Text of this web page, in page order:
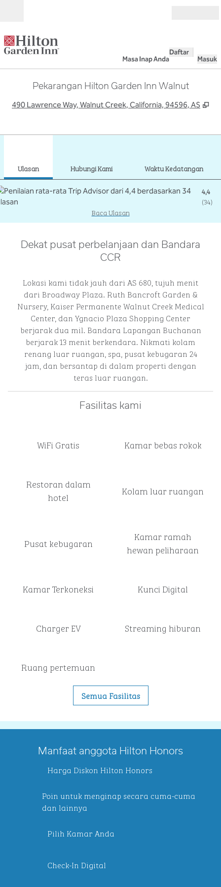
Masa Inap Anda
Daftar
Masuk
Pekarangan Hilton Garden Inn Walnut
490 Lawrence Way, Walnut Creek, California, 94596, AS ,
Ulasan Hubungi Kami Waktu Kedatangan
4,4
(34)
Baca Ulasan
Dekat pusat perbelanjaan dan Bandara
CCR
Lokasi kami tidak jauh dari AS 680, tujuh menit
dari Broadway Plaza. Ruth Bancroft Garden &
Nursery, Kaiser Permanente Walnut Creek Medical
Center, dan Ygnacio Plaza Shopping Center
berjarak dua mil. Bandara Lapangan Buchanan
berjarak 13 menit berkendara. Nikmati kolam
renang luar ruangan, spa, pusat kebugaran 24
jam, dan bersantap di dalam properti dengan
teras luar ruangan.
Fasilitas kami
WiFi Gratis Kamar bebas rokok
Restoran dalam
hotel
Kolam luar ruangan
Pusat kebugaran
Kamar ramah
hewan peliharaan
Kamar Terkoneksi Kunci Digital
Charger EV Streaming hiburan
Ruang pertemuan
Semua Fasilitas
Manfaat anggota Hilton Honors
Harga Diskon Hilton Honors
Poin untuk menginap secara cuma-cuma
dan lainnya
Pilih Kamar Anda
Check-In Digital